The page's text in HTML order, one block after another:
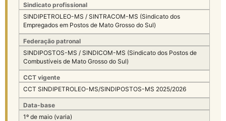
Sindicato profissional
SINDIPETROLEO-MS / SINTRACOM-MS (Sindicato dos
Empregados em Postos de Mato Grosso do Sul)
Federação patronal
SINDIPOSTOS-MS / SINDICOM-MS (Sindicato dos Postos de
Combustíveis de Mato Grosso do Sul)
CCT vigente
CCT SINDIPETROLEO-MS/SINDIPOSTOS-MS 2025/2026
Data-base
1º de maio (varia)